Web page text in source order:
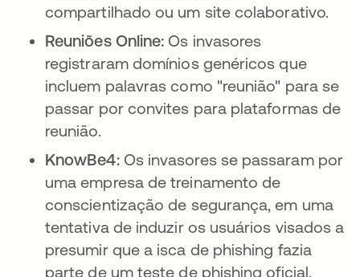
compartilhado ou um site colaborativo.
Reuniões Online: Os invasores
registraram domínios genéricos que
incluem palavras como "reunião" para se
passar por convites para plataformas de
reunião.
KnowBe4: Os invasores se passaram por
uma empresa de treinamento de
conscientização de segurança, em uma
tentativa de induzir os usuários visados a
presumir que a isca de phishing fazia
parte de um teste de phishing oficial.